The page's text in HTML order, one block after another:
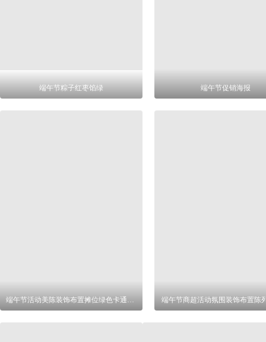
端午节粽子红枣馅绿 端午节促销海报
端午节活动美陈装饰布置摊位绿色卡通设计 端午节商超活动氛围装饰布置陈